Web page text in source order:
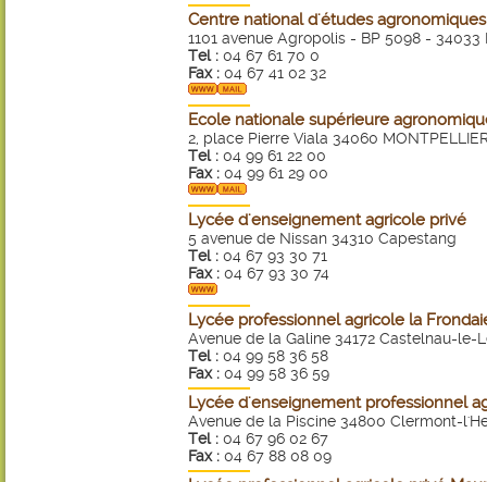
Centre national d'études
1101 avenue Agropolis - BP 5098 - 34033
Tel : 04 67 61 70 0
Fax : 04 67 41 02 32
Ecole nationale supérieure
2, place Pierre Viala 34060
Tel : 04 99 61 22 00
Fax : 04 99 61 29 00
Lycée d'enseignement agricole privé
5 avenue de Nissan 34310 Capestang
Tel : 04 67 93 30 71
Fax : 04 67 93 30 74
Lycée professionnel agricole la
Avenue de la Galine 34172 Castelnau-le-
Tel : 04 99 58 36 58
Fax : 04 99 58 36 59
Lycée d'enseignement professionnel
Avenue de la Piscine 34800 Clermont-
Tel : 04 67 96 02 67
Fax : 04 67 88 08 09